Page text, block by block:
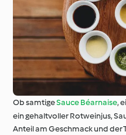
Ob samtigeSauce Béarnaise,
ein gehaltvoller Rotweinjus,
Anteil am Geschmack und der